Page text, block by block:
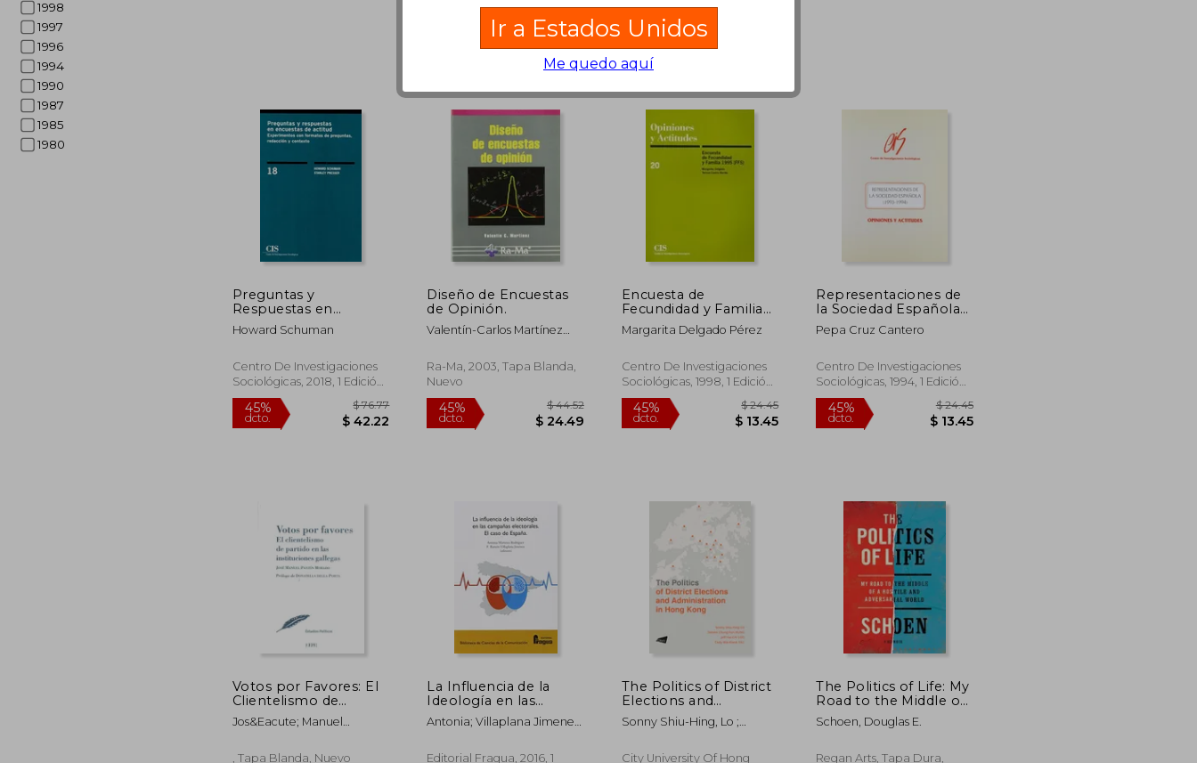
1998
1997
1996
1994
1990
1987
1985
1980
45%
dcto.
45%
dcto.
en Buen Estado a$ 17.88.
Comprar Usado
45%
dcto.
Preguntas y
Respuestas en
Encuestas de Actitud
Howard Schuman
Centro De Investigaciones
Sociológicas, 2018, 1 Edición,
Tapa Blanda, Nuevo
dcto. $ 42.22
Diseño de Encuestas
de Opinión.
Valentín-Carlos Martínez
Ra-Ma, 2003, Tapa Blanda,
Nuevo
dcto. $ 24.49
Encuesta de
Fecundidad y Familia
1995 (Ffs)
Margarita Delgado Pérez
Centro De Investigaciones
Sociológicas, 1998, 1 Edición,
Tapa Blanda, Nuevo
dcto. $ 13.45
Representaciones de
la Sociedad Española
(1993-1994)
(Opiniones y
Pepa Cruz Cantero
Centro De Investigaciones
Sociológicas, 1994, 1 Edición,
Tapa Blanda, Nuevo
dcto.
Votos por Favores: El
Clientelismo de
Partido en las
Instituciones Gallegas
Jos&Eacute; Manuel
, Tapa Blanda, Nuevo
La Influencia de la
Ideología en las
Campañas Electorales.
El Caso de España.
Antonia; Villaplana Jimenez,
Rodriguez
Editorial Fragua, 2016, 1
The Politics of District
Elections and
Administration in
Hong Kong (en Inglés)
Sonny Shiu-Hing, Lo ;
Jeff Hai-Chi, Loo
City University Of Hong
The Politics of Life: My
Road to the Middle of
a Hostile and
Adversarial World (en
Schoen, Douglas E.
Regan Arts, Tapa Dura,
Ir a Estados Unidos
Me quedo aquí